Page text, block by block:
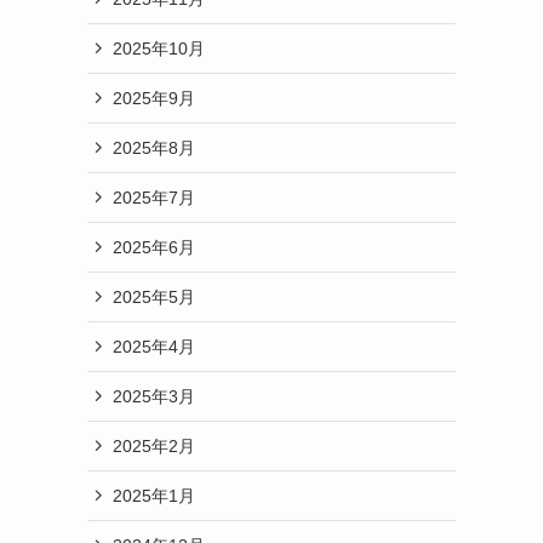
2025年10月
2025年9月
2025年8月
2025年7月
2025年6月
2025年5月
2025年4月
2025年3月
2025年2月
2025年1月